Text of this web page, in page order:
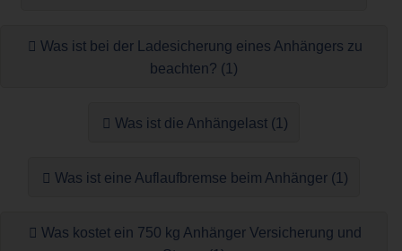
Was ist bei der Ladesicherung eines Anhängers zu
beachten? (1)
Was ist die Anhängelast (1)
Was ist eine Auflaufbremse beim Anhänger (1)
Was kostet ein 750 kg Anhänger Versicherung und